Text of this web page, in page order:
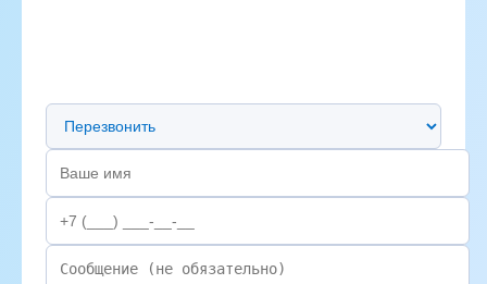
Предпочтительный способ связи